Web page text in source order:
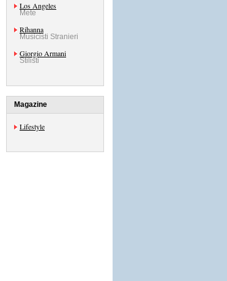
Los Angeles
Mete
Rihanna
Musicisti Stranieri
Giorgio Armani
Stilisti
Magazine
Lifestyle